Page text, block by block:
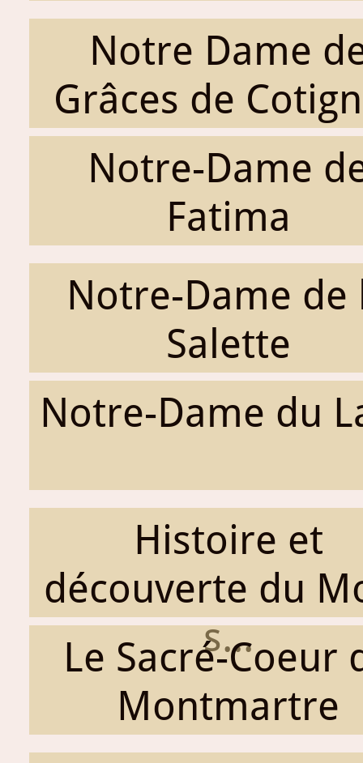
Notre Dame
Grâces de
Notre-Dame
Fatima
Notre-Dame de
Salette
Notre-Dame du
Histoire et
découverte du
s...
Le Sacré-Coeur
Montmartre